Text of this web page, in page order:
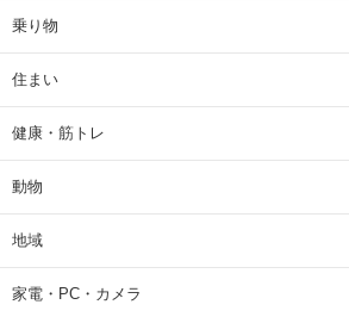
乗り物
住まい
健康・筋トレ
動物
地域
家電・PC・カメラ